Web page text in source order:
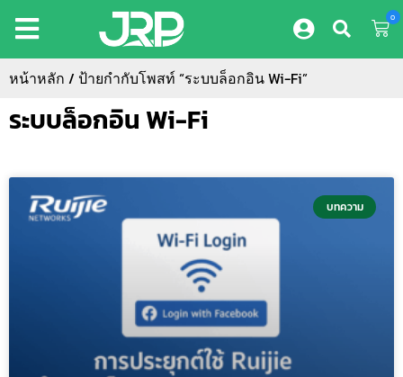
0
หน้าหลัก / ป้ายกำกับโพสท์ “ระบบล็อกอิน Wi-Fi”
ระบบล็อกอิน Wi-Fi
บทความ